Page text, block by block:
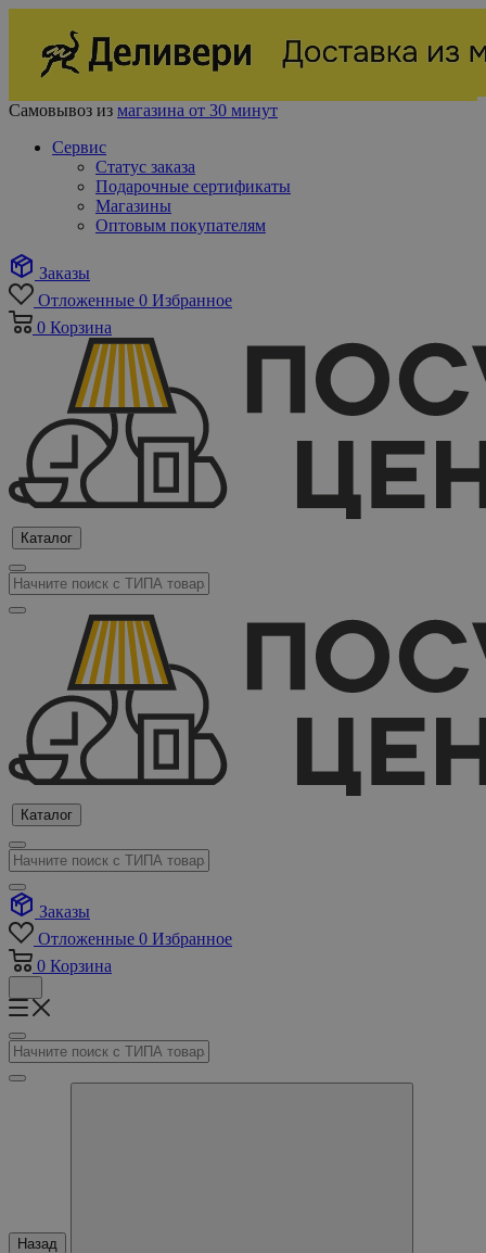
Самовывоз из магазина от 30 минут
Сервис
Статус заказа
Подарочные сертификаты
Магазины
Оптовым покупателям
Заказы
Отложенные 0 Избранное
0 Корзина
Каталог
Каталог
Заказы
Отложенные 0 Избранное
0 Корзина
Назад